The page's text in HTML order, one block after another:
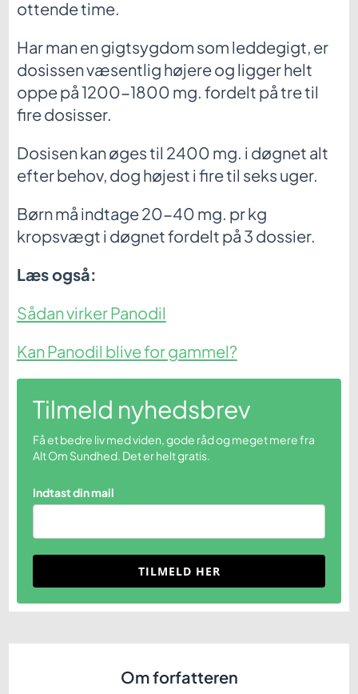
ottende time.
Har man en gigtsygdom som leddegigt, er
dosissen væsentlig højere og ligger helt
oppe på 1200-1800 mg. fordelt på tre til
fire dosisser.
Dosisen kan øges til 2400 mg. i døgnet alt
efter behov, dog højest i fire til seks uger.
Børn må indtage 20-40 mg. pr kg
kropsvægt i døgnet fordelt på 3 dossier.
Læs også:
Sådan virker Panodil
Kan Panodil blive for gammel?
Tilmeld nyhedsbrev
Få et bedre liv med viden, gode råd og meget mere fra
Alt Om Sundhed. Det er helt gratis.
Indtast din mail
TILMELD HER
Om forfatteren